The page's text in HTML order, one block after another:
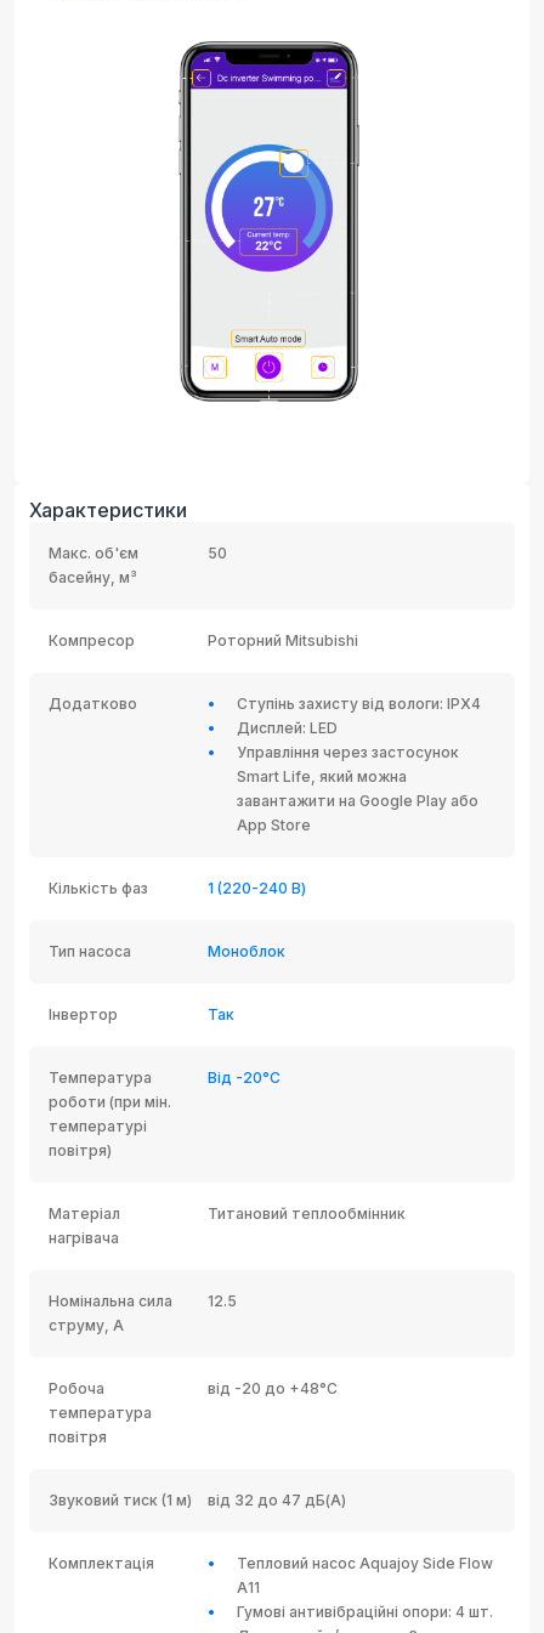
Характеристики
Макс. об'єм
басейну, м³
50
Компресор Роторний Mitsubishi
Додатково
Ступінь захисту від вологи: IPX4
Дисплей: LED
Управління через застосунок
Smart Life, який можна
завантажити на Google Play або
App Store
Кількість фаз 1 (220-240 В)
Тип насоса Моноблок
Інвертор Так
Температура
роботи (при мін.
температурі
повітря)
Від -20°C
Матеріал
нагрівача
Титановий теплообмінник
Номінальна сила
струму, А
12.5
Робоча
температура
повітря
від -20 до +48°C
Звуковий тиск (1 м) від 32 до 47 дБ(А)
Комплектація
Тепловий насос Aquajoy Side Flow
A11
Гумові антивібраційні опори: 4 шт.